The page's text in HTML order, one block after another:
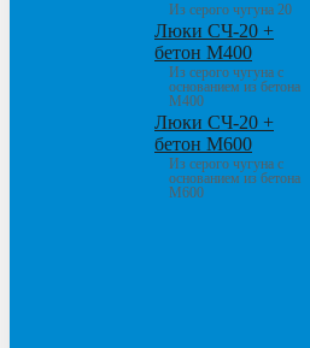
Из серого чугуна 20
Люки СЧ-20 +
бетон М400
Из серого чугуна с
основанием из бетона
М400
Люки СЧ-20 +
бетон М600
Из серого чугуна с
основанием из бетона
М600